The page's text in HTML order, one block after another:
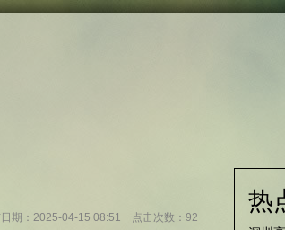
期：2025-04-15 08:51 点击次数：92
热